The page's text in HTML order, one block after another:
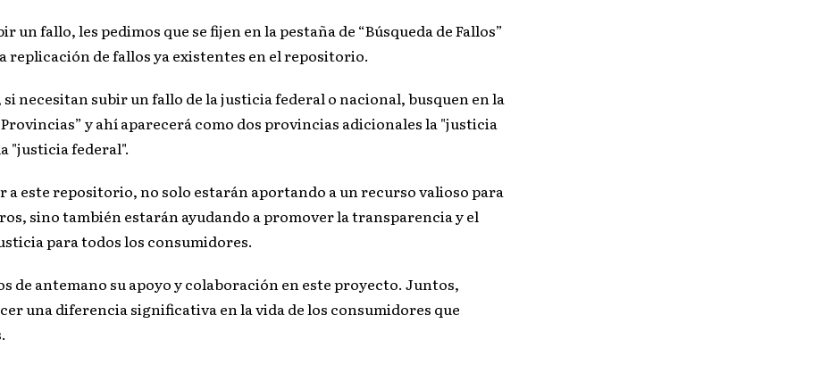
un fallo, les pedimos que se fijen en la pestaña de “Búsqueda de Fallos”
replicación de fallos ya existentes en el repositorio.
necesitan subir un fallo de la justicia federal o nacional, busquen en la
y ahí aparecerá como dos provincias adicionales la "justicia
"justicia federal".
este repositorio, no solo estarán aportando a un recurso valioso para
sino también estarán ayudando a promover la transparencia y el
para todos los consumidores.
de antemano su apoyo y colaboración en este proyecto. Juntos,
una diferencia significativa en la vida de los consumidores que